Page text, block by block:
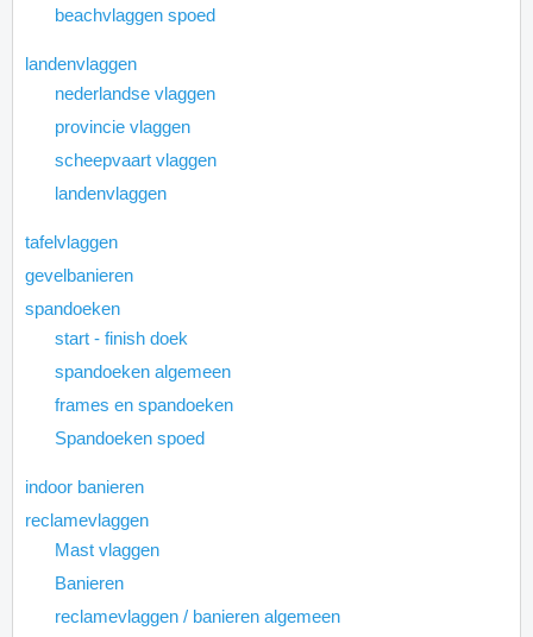
beachvlaggen spoed
landenvlaggen
nederlandse vlaggen
provincie vlaggen
scheepvaart vlaggen
landenvlaggen
tafelvlaggen
gevelbanieren
spandoeken
start - finish doek
spandoeken algemeen
frames en spandoeken
Spandoeken spoed
indoor banieren
reclamevlaggen
Mast vlaggen
Banieren
reclamevlaggen / banieren algemeen